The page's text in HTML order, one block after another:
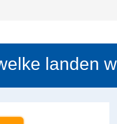
landen